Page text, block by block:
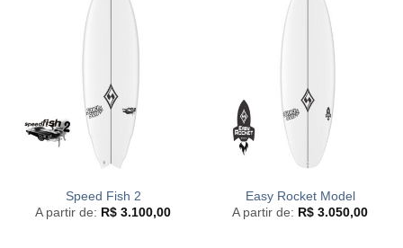
Speed Fish 2
A partir de: R$ 3.100,00
Easy Rocket Model
A partir de: R$ 3.050,00